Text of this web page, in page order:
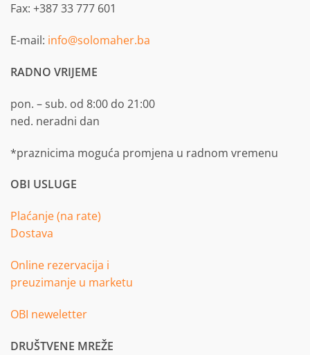
Fax: +387 33 777 601
E-mail: info@solomaher.ba
RADNO VRIJEME
pon. – sub. od 8:00 do 21:00
ned. neradni dan
*praznicima moguća promjena u radnom vremenu
OBI USLUGE
Plaćanje (na rate)
Dostava
Online rezervacija i
preuzimanje u marketu
OBI neweletter
DRUŠTVENE MREŽE